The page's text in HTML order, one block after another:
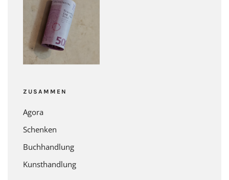
ZUSAMMEN
Agora
Schenken
Buchhandlung
Kunsthandlung